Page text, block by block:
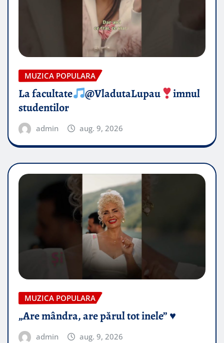
MUZICA POPULARA
La facultate @VladutaLupau
imnul
studentilor
admin aug. 9, 2026
MUZICA POPULARA
„Are mândra, are părul tot inele” ♥️
admin aug. 9, 2026